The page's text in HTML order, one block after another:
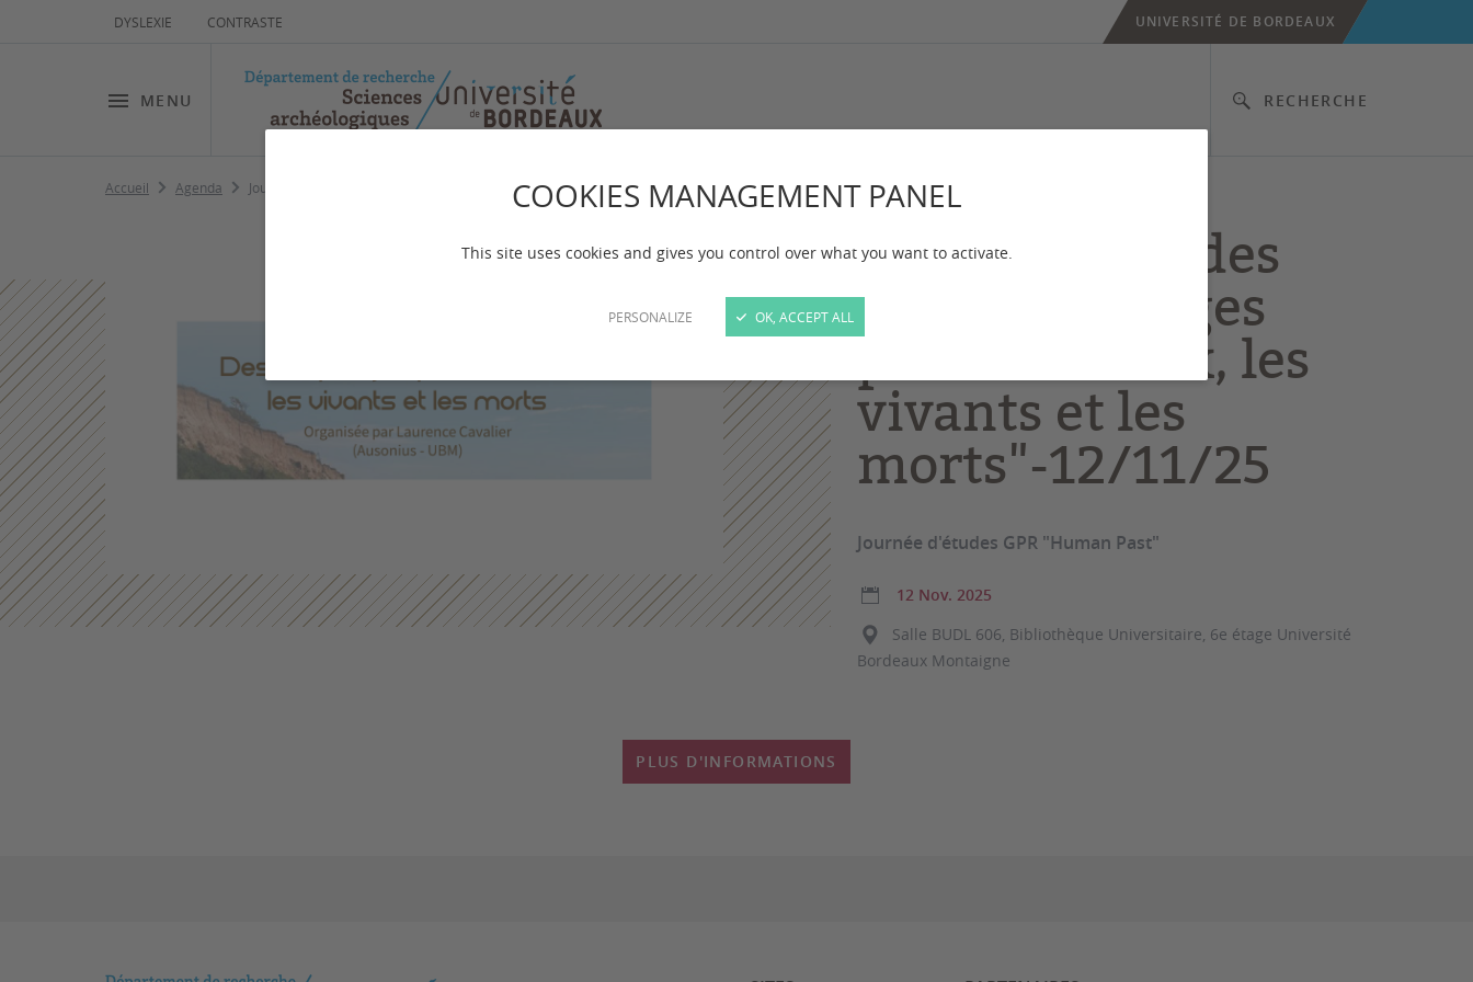
COOKIES MANAGEMENT PANEL
This site uses cookies and gives you control over what you want to activate.
PERSONALIZE OK, ACCEPT ALL
DYSLEXIE CONTRASTE
MENU RECHERCHE
UNIVERSITÉ DE BORDEAUX
Accueil Agenda Journée d'études "Des coquillages pour les dieux, les vivants et les morts"-12/11/25
Journée d'études
"Des coquillages
pour les dieux, les
vivants et les
morts"-12/11/25
Journée d'études GPR "Human Past"
12 Nov. 2025
Salle BUDL 606, Bibliothèque Universitaire, 6e étage Université
Bordeaux Montaigne
PLUS D'INFORMATIONS